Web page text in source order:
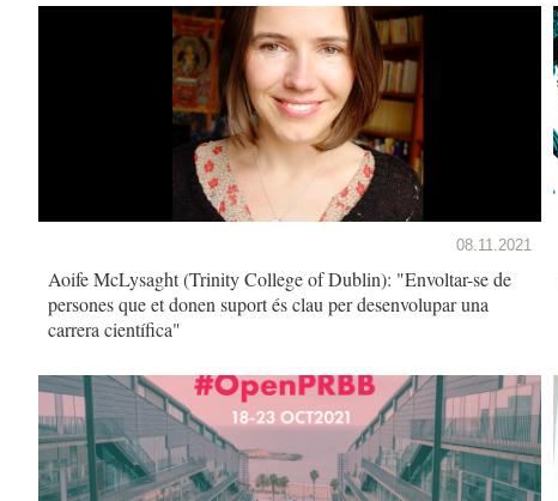
08.11.2021
Aoife McLysaght (Trinity College of Dublin): "Envoltar-se de
persones que et donen suport és clau per desenvolupar una
carrera científica"